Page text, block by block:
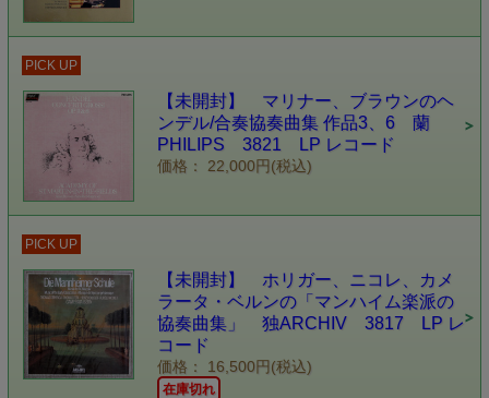
PICK UP
【未開封】 マリナー、ブラウンのヘ
ンデル/合奏協奏曲集 作品3、6 蘭
PHILIPS 3821 LP レコード
価格： 22,000円(税込)
PICK UP
【未開封】 ホリガー、ニコレ、カメ
ラータ・ベルンの「マンハイム楽派の
協奏曲集」 独ARCHIV 3817 LP レ
コード
価格： 16,500円(税込)
在庫切れ